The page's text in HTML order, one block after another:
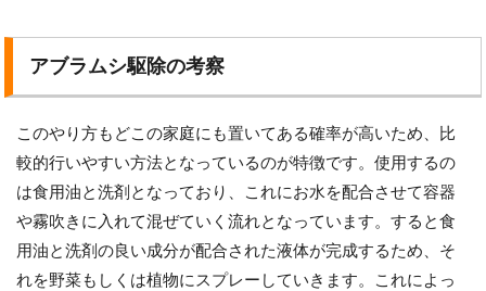
アブラムシ駆除の考察
このやり方もどこの家庭にも置いてある確率が高いため、比
較的行いやすい方法となっているのが特徴です。使用するの
は食用油と洗剤となっており、これにお水を配合させて容器
や霧吹きに入れて混ぜていく流れとなっています。すると食
用油と洗剤の良い成分が配合された液体が完成するため、そ
れを野菜もしくは植物にスプレーしていきます。これによっ